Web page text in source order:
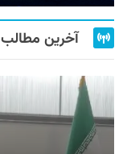
آخرین مطالب